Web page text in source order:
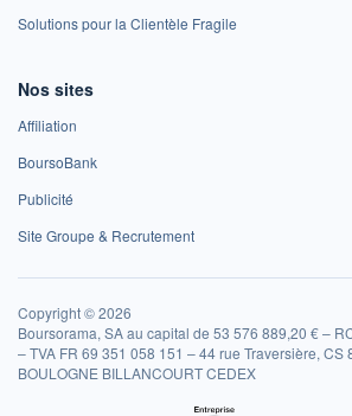
Solutions pour la Clientèle Fragile
Nos sites
Affiliation
BoursoBank
Publicité
Site Groupe & Recrutement
Copyright © 2026
Boursorama, SA au capital de 53 576 889,20 € –
– TVA FR 69 351 058 151 – 44 rue Traversière, CS
BOULOGNE BILLANCOURT CEDEX